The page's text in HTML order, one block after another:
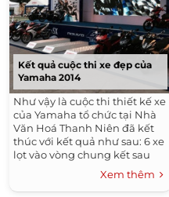
Kết quả cuộc thi xe đẹp của
Yamaha 2014
Như vậy là cuộc thi thiết kế xe
của Yamaha tổ chức tại Nhà
Văn Hoá Thanh Niên đã kết
thúc với kết quả như sau: 6 xe
lọt vào vòng chung kết sau
khi chọn lọc trong 30 xe Chân
dung 6 xe tranh tài để...
Xem thêm